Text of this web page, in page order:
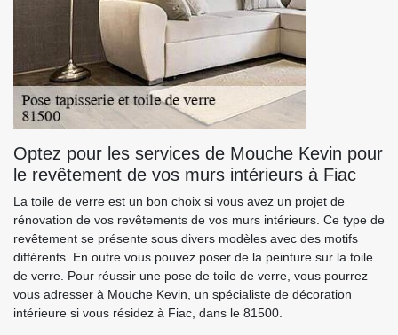
Optez pour les services de Mouche Kevin pour
le revêtement de vos murs intérieurs à Fiac
La toile de verre est un bon choix si vous avez un projet de
rénovation de vos revêtements de vos murs intérieurs. Ce type de
revêtement se présente sous divers modèles avec des motifs
différents. En outre vous pouvez poser de la peinture sur la toile
de verre. Pour réussir une pose de toile de verre, vous pourrez
vous adresser à Mouche Kevin, un spécialiste de décoration
intérieure si vous résidez à Fiac, dans le 81500.